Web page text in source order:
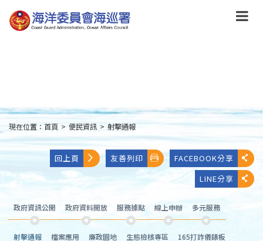
到
主
:::
現在位置： 首頁 > 便民資訊 > 射擊通報
回上頁 友善列印
FACEBOOK分享
LINE分享
政府資訊公開 政府資料開放 服務據點 線上申辦 多元服務
射擊通報 檔案應用 廉政園地 生態檢核專區 165打詐儀錶板